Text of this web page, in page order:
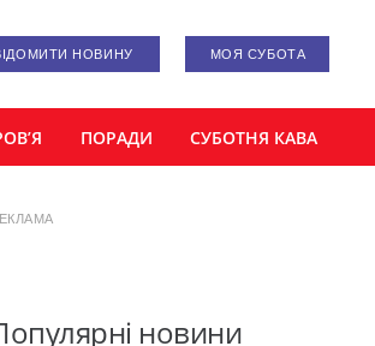
НОВИНУ МОЯ СУБОТА
ПОРАДИ СУБОТНЯ КАВА
новини